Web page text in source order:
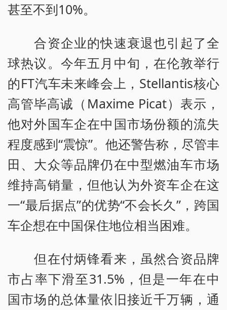
甚至不到10%。
合资企业的快速衰退也引起了全
球热议。今年五月中旬，在伦敦举行
的FT汽车未来峰会上，Stellantis核心
高管毕高诚（Maxime Picat）表示，
他对外国车企在中国市场份额的流失
程度感到“震惊”。他还警告称，尽管丰
田、大众等品牌仍在中型燃油车市场
维持高销量，但他认为外资车企在这
一“最后据点”的优势“不会长久”，跨国
车企想在中国保住地位相当困难。
但在付炳锋看来，虽然合资品牌
市占率下滑至31.5%，但是一年在中
国市场的总体量依旧接近千万辆，通